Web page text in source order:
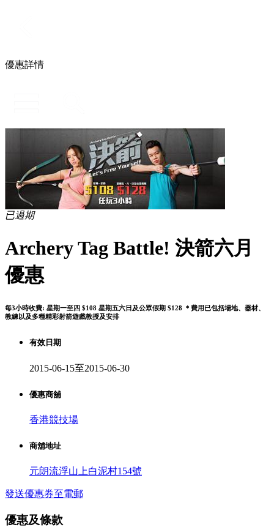
優惠詳情
已過期
Archery Tag Battle! 決箭六月
優惠
每3小時收費: 星期一至四 $108 星期五六日及公眾假期 $128 ＊費用已包括場地、器材、
教練以及多種精彩射箭遊戲教授及安排
有效日期
2015-06-15至2015-06-30
優惠商舖
香港競技場
商舖地址
元朗流浮山上白泥村154號
發送優惠券至電郵
優惠及條款